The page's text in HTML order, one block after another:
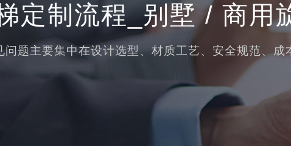
定制流程_别墅 / 商用
问题主要集中在设计选型、材质工艺、安全规范、